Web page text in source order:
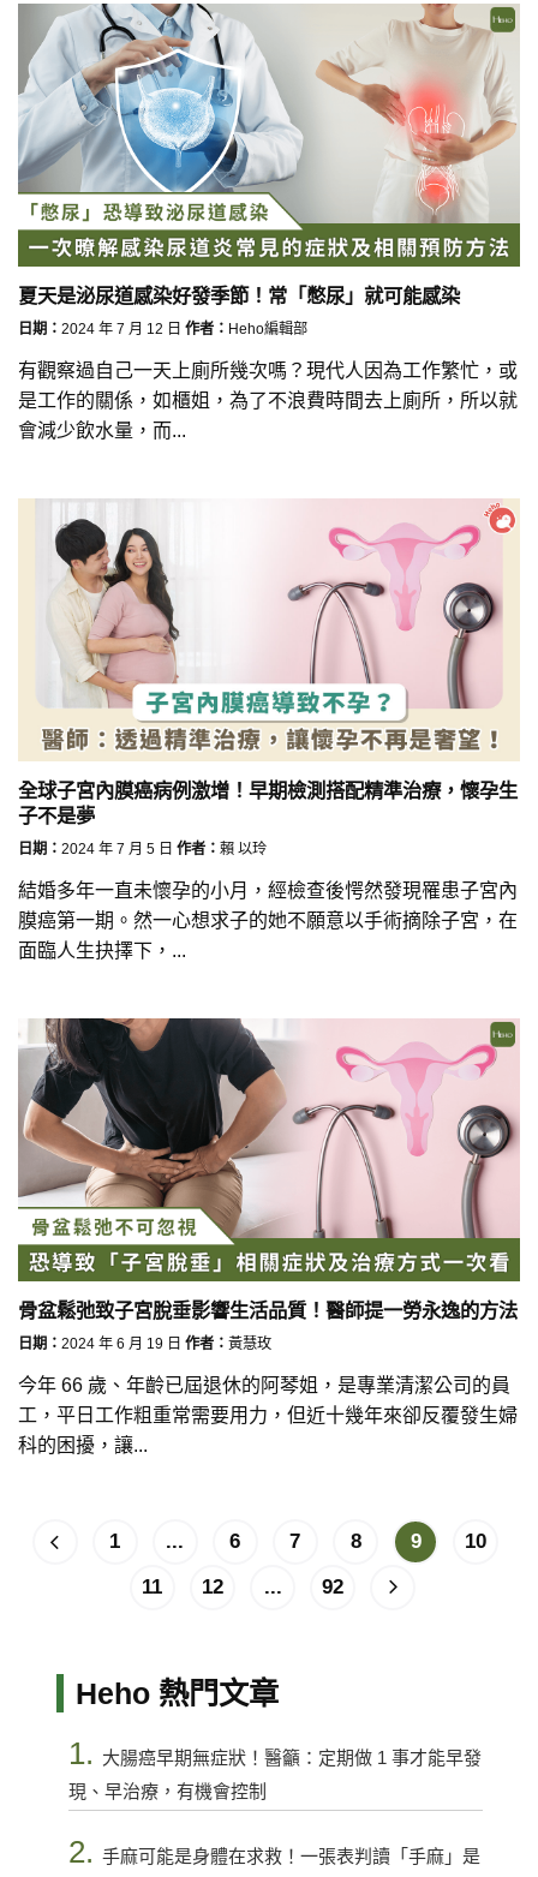
夏天是泌尿道感染好發季節！常「憋尿」就可能感染
日期： 2024 年 7 月 12 日 作者： Heho編輯部
有觀察過自己一天上廁所幾次嗎？現代人因為工作繁忙，或
是工作的關係，如櫃姐，為了不浪費時間去上廁所，所以就
會減少飲水量，而...
全球子宮內膜癌病例激增！早期檢測搭配精準治療，懷孕生
子不是夢
日期： 2024 年 7 月 5 日 作者： 賴 以玲
結婚多年一直未懷孕的小月，經檢查後愕然發現罹患子宮內
膜癌第一期。然一心想求子的她不願意以手術摘除子宮，在
面臨人生抉擇下，...
骨盆鬆弛致子宮脫垂影響生活品質！醫師提一勞永逸的方法
日期： 2024 年 6 月 19 日 作者： 黃慧玫
今年 66 歲、年齡已屆退休的阿琴姐，是專業清潔公司的員
工，平日工作粗重常需要用力，但近十幾年來卻反覆發生婦
科的困擾，讓...
1 ... 6 7 8 9
10
11
12 ... 92
Heho 熱門文章
1. 大腸癌早期無症狀！醫籲：定期做 1 事才能早發
現、早治療，有機會控制
2. 手麻可能是身體在求救！一張表判讀「手麻」是